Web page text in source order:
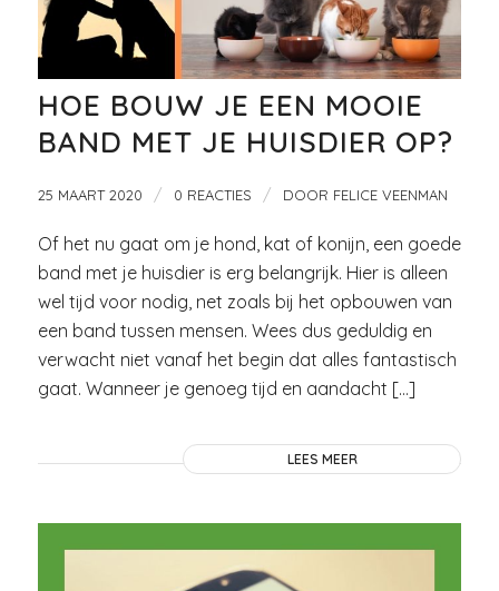
HOE BOUW JE EEN MOOIE
BAND MET JE HUISDIER OP?
25 MAART 2020 / 0 REACTIES / DOOR FELICE VEENMAN
Of het nu gaat om je hond, kat of konijn, een goede
band met je huisdier is erg belangrijk. Hier is alleen
wel tijd voor nodig, net zoals bij het opbouwen van
een band tussen mensen. Wees dus geduldig en
verwacht niet vanaf het begin dat alles fantastisch
gaat. Wanneer je genoeg tijd en aandacht […]
LEES MEER